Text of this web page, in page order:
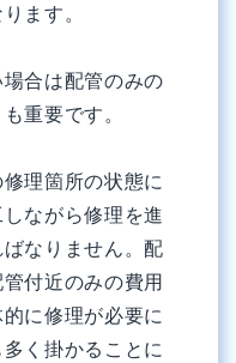
ます。
合は配管のみの
重要です。
理箇所の状態に
ながら修理を進
なりません。配
付近のみの費用
に修理が必要に
く掛かることに